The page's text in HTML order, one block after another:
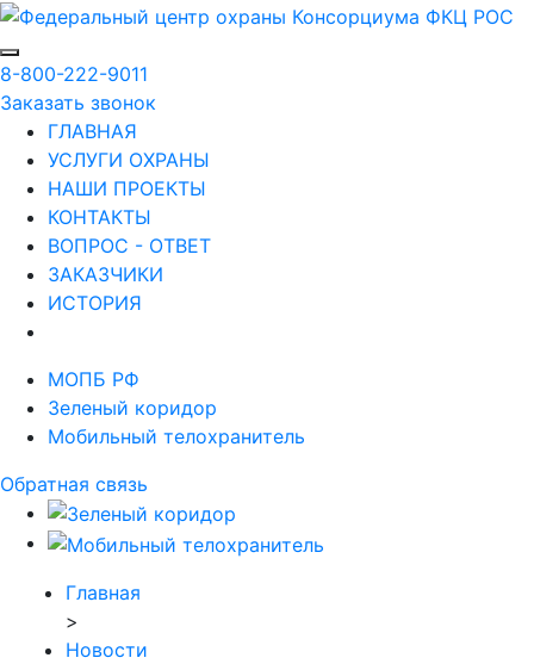
8-800-222-9011
Заказать звонок
ГЛАВНАЯ
УСЛУГИ ОХРАНЫ
НАШИ ПРОЕКТЫ
КОНТАКТЫ
ВОПРОС - ОТВЕТ
ЗАКАЗЧИКИ
ИСТОРИЯ
МОПБ РФ
Зеленый коридор
Мобильный телохранитель
Обратная связь
Главная
>
Новости